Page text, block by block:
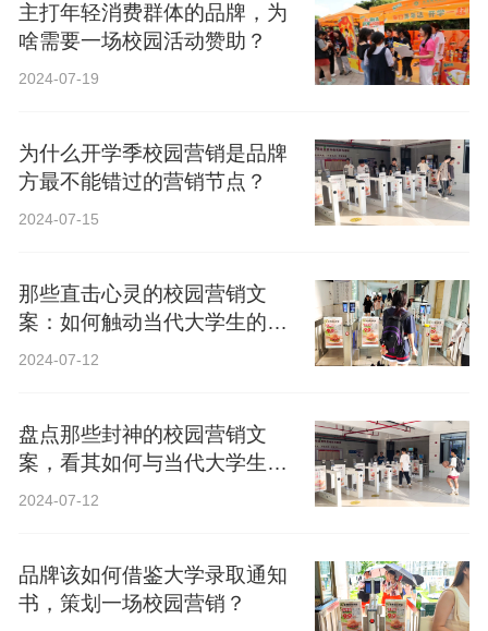
主打年轻消费群体的品牌，为
啥需要一场校园活动赞助？
2024-07-19
为什么开学季校园营销是品牌
方最不能错过的营销节点？
2024-07-15
那些直击心灵的校园营销文
案：如何触动当代大学生的心
弦？
2024-07-12
盘点那些封神的校园营销文
案，看其如何与当代大学生精
神共鸣？
2024-07-12
品牌该如何借鉴大学录取通知
书，策划一场校园营销？